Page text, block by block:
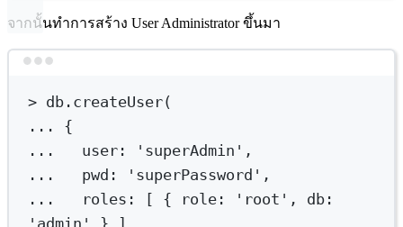
จากนั้นทำการสร้าง User Administrator ขึ้นมา
> db.createUser(
...
{
...
user:
'superAdmin',
...
pwd:
'superPassword',
...
roles: [ { role: 'root',
db: